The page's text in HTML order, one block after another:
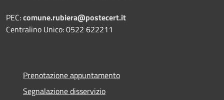
PEC:comune.rubiera@postecert.it
Centralino Unico: 0522 622211
Prenotazione appuntamento
Segnalazione disservizio